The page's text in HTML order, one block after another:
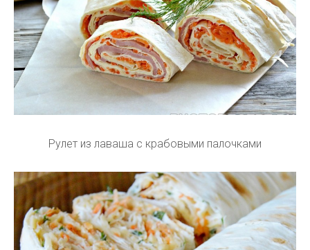
Рулет из лаваша с крабовыми палочками